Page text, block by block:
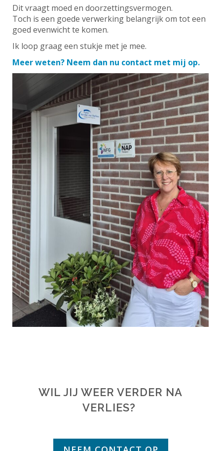
Dit vraagt moed en doorzettingsvermogen.
Toch is een goede verwerking belangrijk om tot een
goed evenwicht te komen.
Ik loop graag een stukje met je mee.
Meer weten? Neem dan nu contact met mij op.
WIL JIJ WEER VERDER NA
VERLIES?